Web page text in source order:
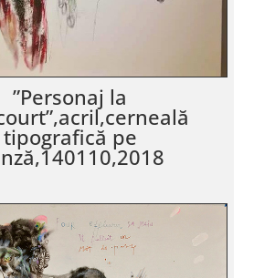
”Personaj la
tipografică pe